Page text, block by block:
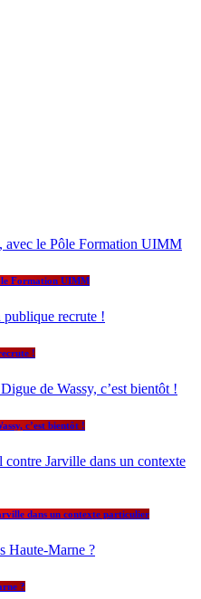
Formation UIMM
!
c’est bientôt !
dans un contexte particulier
?